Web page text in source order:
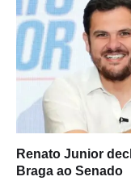
Renato Junior
Braga ao Senado